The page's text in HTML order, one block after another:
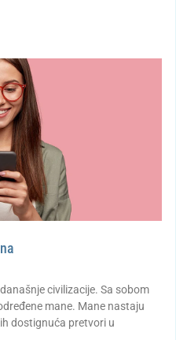
civilizacije. Sa sobom
mane. Mane nastaju
dostignuća pretvori u